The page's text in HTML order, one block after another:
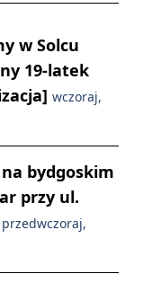
w Solcu
19-latek
wczoraj,
na bydgoskim
przy ul.
przedwczoraj,